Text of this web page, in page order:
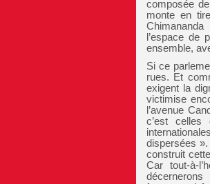
composée
monte en
Chimananda
l’espace de
ensemble,
Si ce
rues. Et
exigent la
victimise
l’avenue
c’est
dispersées
construit
Car tout-à-